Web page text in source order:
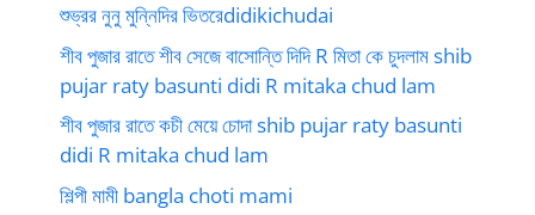
শুভ্রর নুনু মুন্নিদির ভিতরেdidikichudai
শীব পুজার রাতে শীব সেজে বাসোন্তি দিদি R মিতা কে চুদলাম shib
pujar raty basunti didi R mitaka chud lam
শীব পুজার রাতে কচী মেয়ে চোদা shib pujar raty basunti
didi R mitaka chud lam
শিল্পী মামী bangla choti mami